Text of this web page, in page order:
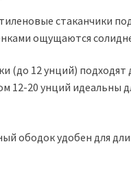
стаканчики
ощущаются
(до 12 унций) подходят
12-20 унций идеальны
ободок удобен для